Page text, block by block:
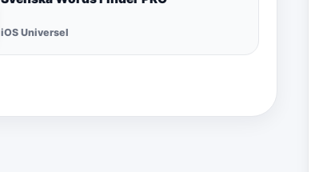
iOS Universel